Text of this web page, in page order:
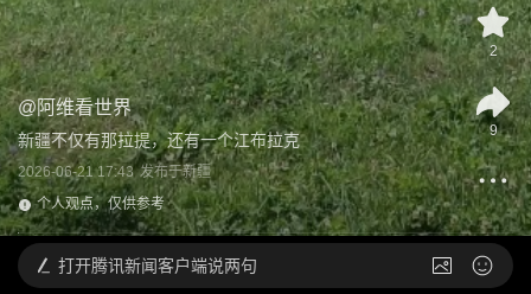
@阿维看世界
新疆不仅有那拉提，还有一个江布拉克
2026-06-21 17:43 发布于新疆
个人观点，仅供参考
2
9
打开腾讯新闻客户端说两句